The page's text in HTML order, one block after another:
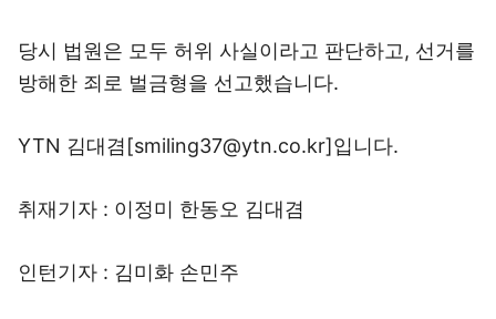
당시 법원은 모두 허위 사실이라고 판단하고, 선거를
방해한 죄로 벌금형을 선고했습니다.
YTN 김대겸[smiling37@ytn.co.kr]입니다.
취재기자 : 이정미 한동오 김대겸
인턴기자 : 김미화 손민주